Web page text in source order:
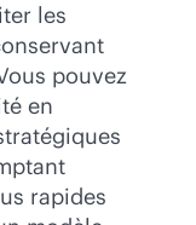
les
pouvez
en
rapides